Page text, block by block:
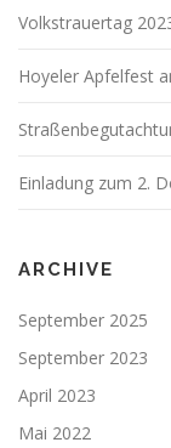
Volkstrauertag
Hoyeler Apfelfest
Einladung zum 2.
ARCHIVE
September 2025
September 2023
April 2023
Mai 2022